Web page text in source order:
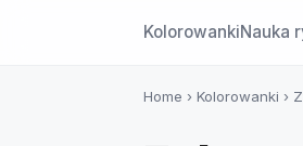
KolorowankiNauka
Home › Kolorowanki ›